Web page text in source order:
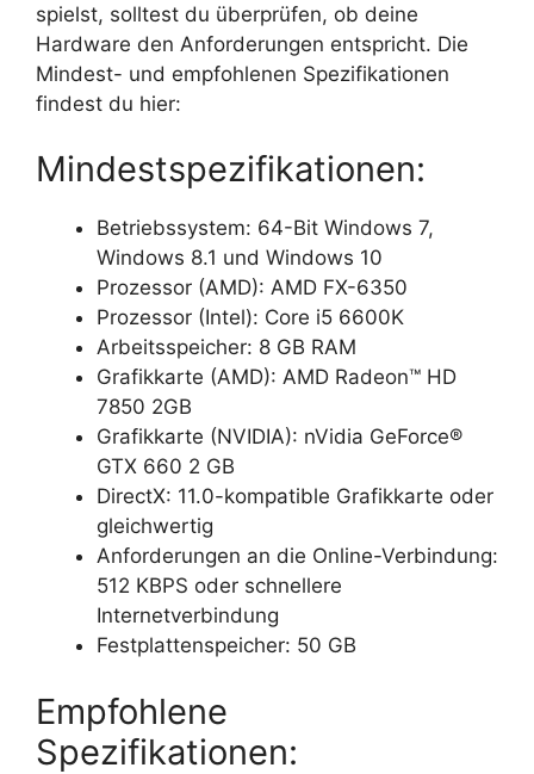
spielst, solltest du überprüfen, ob deine
Hardware den Anforderungen entspricht. Die
Mindest- und empfohlenen Spezifikationen
findest du hier:
Mindestspezifikationen:
Betriebssystem: 64-Bit Windows 7,
Windows 8.1 und Windows 10
Prozessor (AMD): AMD FX-6350
Prozessor (Intel): Core i5 6600K
Arbeitsspeicher: 8 GB RAM
Grafikkarte (AMD): AMD Radeon™ HD
7850 2GB
Grafikkarte (NVIDIA): nVidia GeForce®
GTX 660 2 GB
DirectX: 11.0-kompatible Grafikkarte oder
gleichwertig
Anforderungen an die Online-Verbindung:
512 KBPS oder schnellere
Internetverbindung
Festplattenspeicher: 50 GB
Empfohlene
Spezifikationen: